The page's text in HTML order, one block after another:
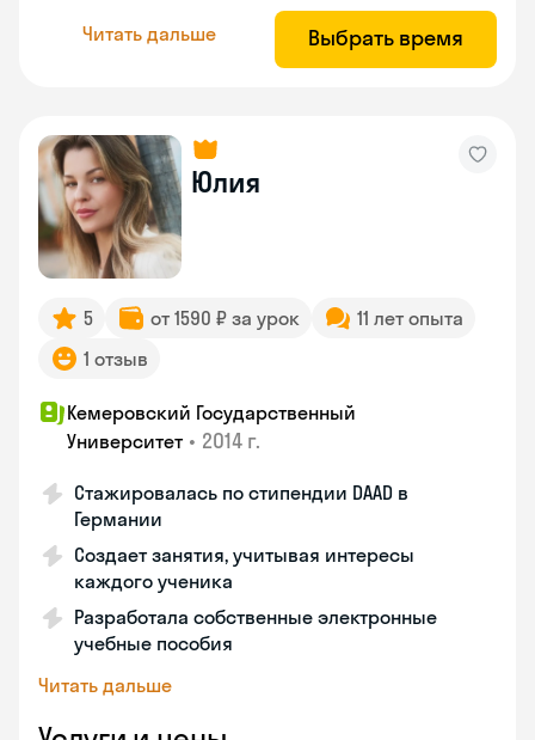
Читать дальше Выбрать время
Юлия
5 от 1590 ₽ за урок
11 лет опыта
1 отзыв
Кемеровский Государственный
Университет • 2014 г.
Стажировалась по стипендии DAAD в
Германии
Создает занятия, учитывая интересы
каждого ученика
Разработала собственные электронные
учебные пособия
Читать дальше